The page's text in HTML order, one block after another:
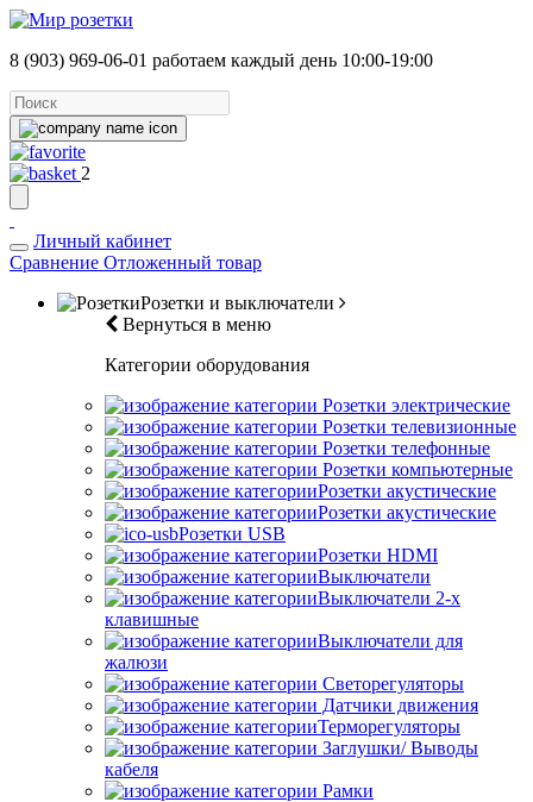
8 (903) 969-06-01 работаем каждый день 10:00-19:00
2
Личный кабинет
Сравнение Отложенный товар
Розетки и выключатели
Вернуться в меню
Категории оборудования
Розетки электрические
Розетки телевизионные
Розетки телефонные
Розетки компьютерные
Розетки акустические
Розетки акустические
Розетки USB
Розетки HDMI
Выключатели
Выключатели 2-х
клавишные
Выключатели для
жалюзи
Светорегуляторы
Датчики движения
Терморегуляторы
Заглушки/ Выводы
кабеля
Рамки